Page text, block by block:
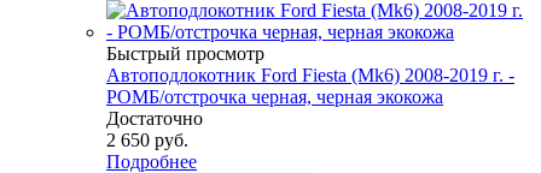
Быстрый просмотр
Автоподлокотник Ford Fiesta (Mk6) 2008-2019 г. -
РОМБ/отстрочка черная, черная экокожа
Достаточно
2 650 руб.
Подробнее